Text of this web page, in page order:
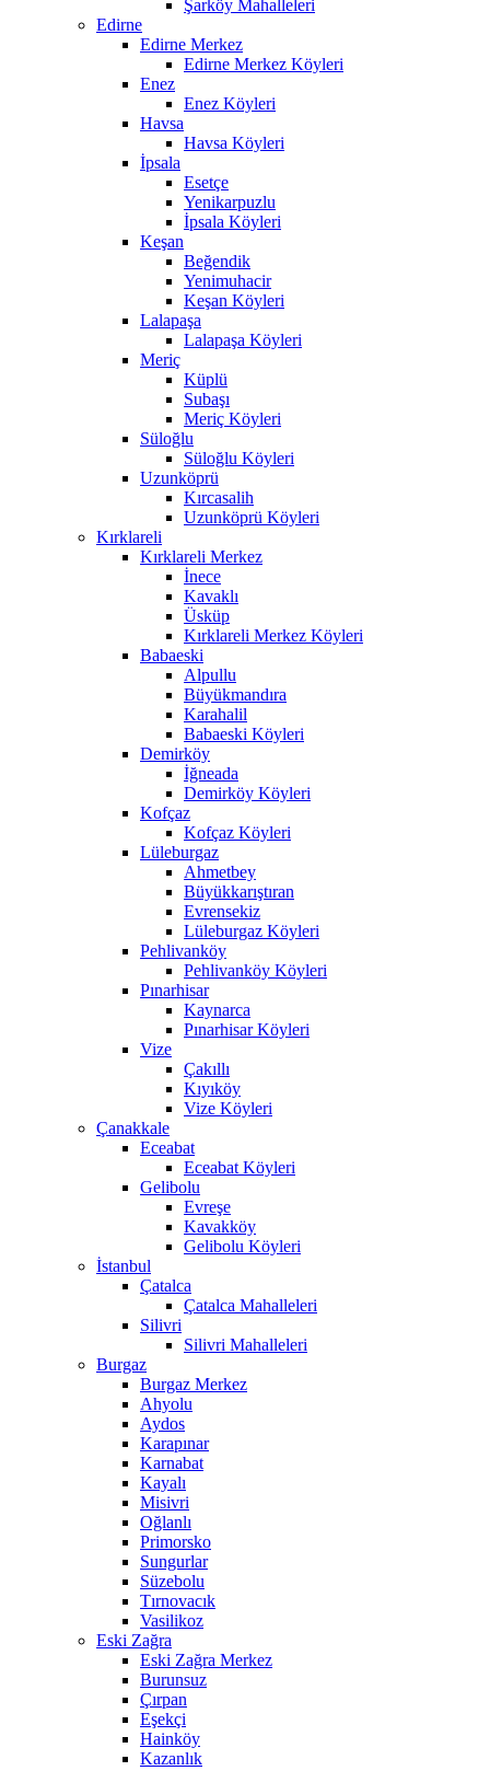
Şarköy Mahalleleri
Edirne
Edirne Merkez
Edirne Merkez Köyleri
Enez
Enez Köyleri
Havsa
Havsa Köyleri
İpsala
Esetçe
Yenikarpuzlu
İpsala Köyleri
Keşan
Beğendik
Yenimuhacir
Keşan Köyleri
Lalapaşa
Lalapaşa Köyleri
Meriç
Küplü
Subaşı
Meriç Köyleri
Süloğlu
Süloğlu Köyleri
Uzunköprü
Kırcasalih
Uzunköprü Köyleri
Kırklareli
Kırklareli Merkez
İnece
Kavaklı
Üsküp
Kırklareli Merkez Köyleri
Babaeski
Alpullu
Büyükmandıra
Karahalil
Babaeski Köyleri
Demirköy
İğneada
Demirköy Köyleri
Kofçaz
Kofçaz Köyleri
Lüleburgaz
Ahmetbey
Büyükkarıştıran
Evrensekiz
Lüleburgaz Köyleri
Pehlivanköy
Pehlivanköy Köyleri
Pınarhisar
Kaynarca
Pınarhisar Köyleri
Vize
Çakıllı
Kıyıköy
Vize Köyleri
Çanakkale
Eceabat
Eceabat Köyleri
Gelibolu
Evreşe
Kavakköy
Gelibolu Köyleri
İstanbul
Çatalca
Çatalca Mahalleleri
Silivri
Silivri Mahalleleri
Burgaz
Burgaz Merkez
Ahyolu
Aydos
Karapınar
Karnabat
Kayalı
Misivri
Oğlanlı
Primorsko
Sungurlar
Süzebolu
Tırnovacık
Vasilikoz
Eski Zağra
Eski Zağra Merkez
Burunsuz
Çırpan
Eşekçi
Hainköy
Kazanlık